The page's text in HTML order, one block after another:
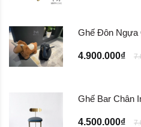
Ghế Đôn Ngựa
4.900.000₫
Ghế Bar Chân
4.500.000₫